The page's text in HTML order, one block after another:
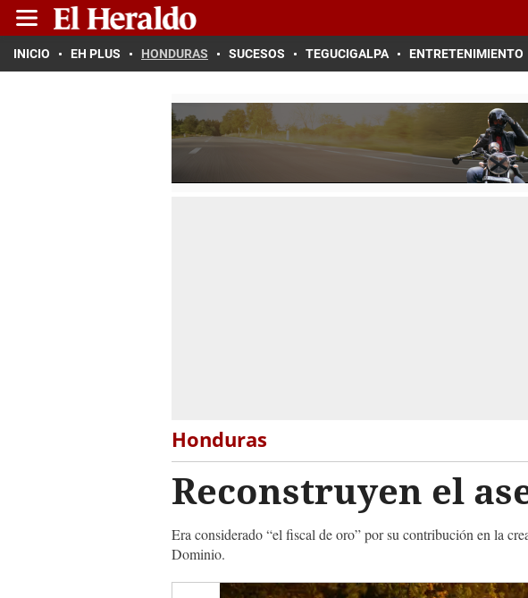
INICIO EH PLUS HONDURAS SUCESOS TEGUCIGALPA ENTRETENIMIENTO
Honduras
Reconstruyen el
Era considerado “el fiscal de oro” por su contribución en la
Dominio.